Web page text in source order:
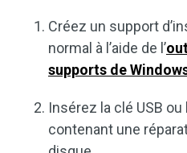
Créez un support
normal à l’aide de l’
supports de
Insérez la clé USB ou
contenant une